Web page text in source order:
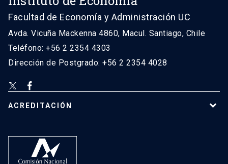
Facultad de Economía y Administración UC
Avda. Vicuña Mackenna 4860, Macul. Santiago, Chile
Teléfono: +56 2 2354 4303
Dirección de Postgrado: +56 2 2354 4028
ACREDITACIÓN